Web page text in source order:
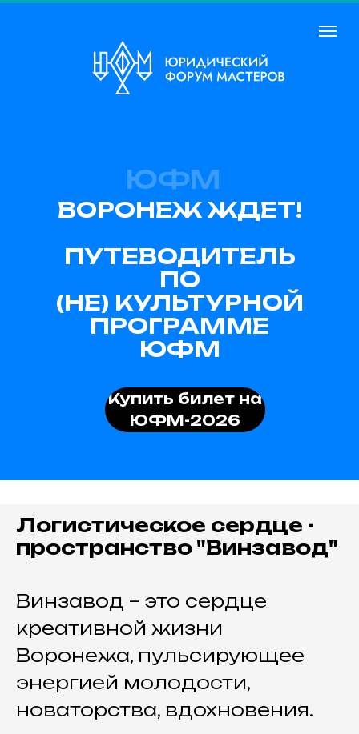
ЮФМ
ВОРОНЕЖ ЖДЕТ!
ПУТЕВОДИТЕЛЬ
ПО
(НЕ) КУЛЬТУРНОЙ
ПРОГРАММЕ
ЮФМ
Купить билет на
ЮФМ-2026
Логистическое сердце -
пространство "Винзавод"
Винзавод – это сердце
креативной жизни
Воронежа, пульсирующее
энергией молодости,
новаторства, вдохновения.